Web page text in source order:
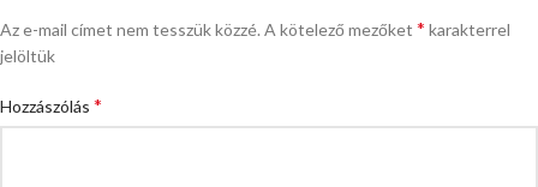
Az e-mail címet nem tesszük közzé. A kötelező mezőket * karakterrel
jelöltük
Hozzászólás *